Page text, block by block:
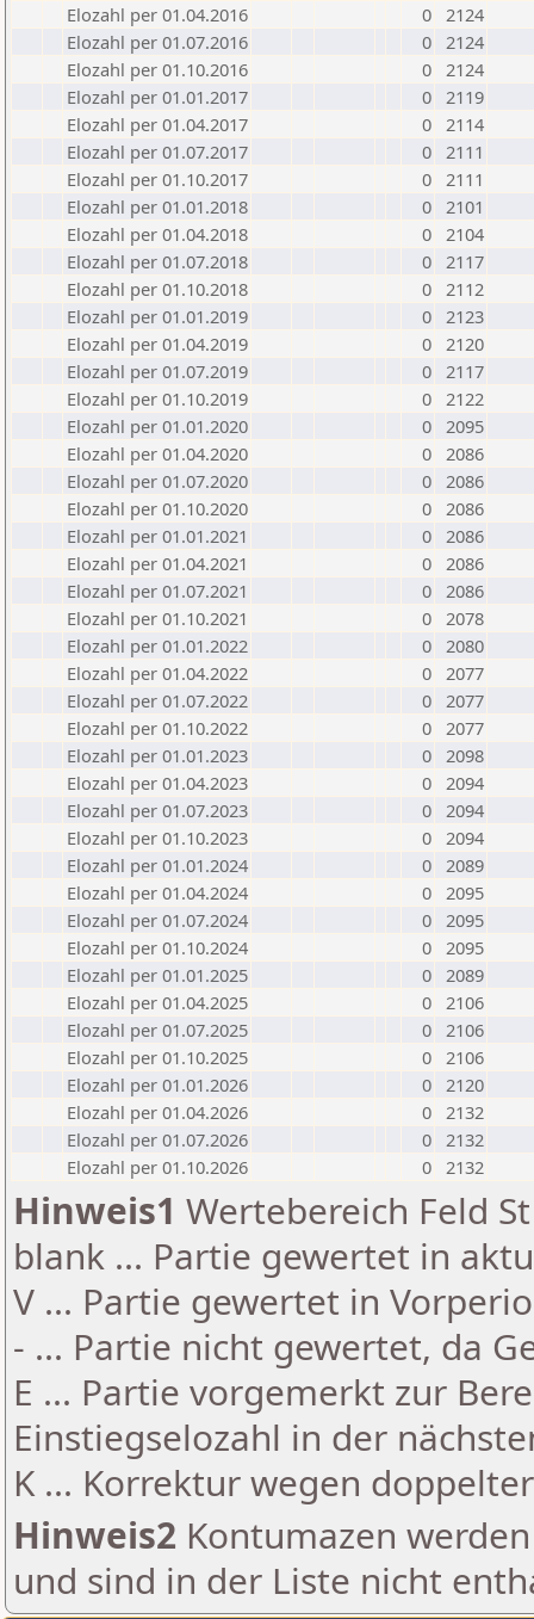
Elozahl per 01.04.2016
0 2124
Elozahl per 01.07.2016
0 2124
Elozahl per 01.10.2016
0 2124
Elozahl per 01.01.2017
0 2119
Elozahl per 01.04.2017
0 2114
Elozahl per 01.07.2017
0 2111
Elozahl per 01.10.2017
0 2111
Elozahl per 01.01.2018
0 2101
Elozahl per 01.04.2018
0 2104
Elozahl per 01.07.2018
0 2117
Elozahl per 01.10.2018
0 2112
Elozahl per 01.01.2019
0 2123
Elozahl per 01.04.2019
0 2120
Elozahl per 01.07.2019
0 2117
Elozahl per 01.10.2019
0 2122
Elozahl per 01.01.2020
0 2095
Elozahl per 01.04.2020
0 2086
Elozahl per 01.07.2020
0 2086
Elozahl per 01.10.2020
0 2086
Elozahl per 01.01.2021
0 2086
Elozahl per 01.04.2021
0 2086
Elozahl per 01.07.2021
0 2086
Elozahl per 01.10.2021
0 2078
Elozahl per 01.01.2022
0 2080
Elozahl per 01.04.2022
0 2077
Elozahl per 01.07.2022
0 2077
Elozahl per 01.10.2022
0 2077
Elozahl per 01.01.2023
0 2098
Elozahl per 01.04.2023
0 2094
Elozahl per 01.07.2023
0 2094
Elozahl per 01.10.2023
0 2094
Elozahl per 01.01.2024
0 2089
Elozahl per 01.04.2024
0 2095
Elozahl per 01.07.2024
0 2095
Elozahl per 01.10.2024
0 2095
Elozahl per 01.01.2025
0 2089
Elozahl per 01.04.2025
0 2106
Elozahl per 01.07.2025
0 2106
Elozahl per 01.10.2025
0 2106
Elozahl per 01.01.2026
0 2120
Elozahl per 01.04.2026
0 2132
Elozahl per 01.07.2026
0 2132
Elozahl per 01.10.2026
0 2132
Hinweis1 Wertebereich Feld
blank ... Partie gewertet in
V ... Partie gewertet in
- ... Partie nicht gewertet, da
E ... Partie vorgemerkt zur
Einstiegselozahl in der
K ... Korrektur wegen
Hinweis2 Kontumazen
und sind in der Liste nicht